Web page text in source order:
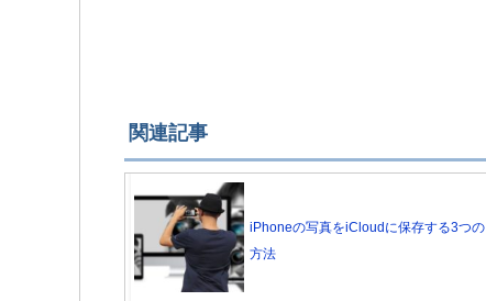
関連記事
iPhoneの写真をiCloudに保存する3つの
方法